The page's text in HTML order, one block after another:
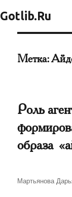
Gotlib.Ru
Метка:
Роль
образа
Автор
Мартьянова